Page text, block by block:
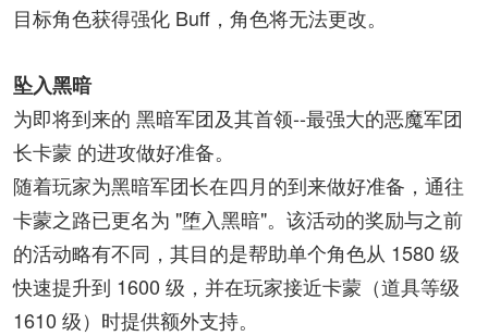
目标角色获得强化 Buff，角色将无法更改。
坠入黑暗
为即将到来的 黑暗军团及其首领--最强大的恶魔军团
长卡蒙 的进攻做好准备。
随着玩家为黑暗军团长在四月的到来做好准备，通往
卡蒙之路已更名为 "堕入黑暗"。该活动的奖励与之前
的活动略有不同，其目的是帮助单个角色从 1580 级
快速提升到 1600 级，并在玩家接近卡蒙（道具等级
1610 级）时提供额外支持。